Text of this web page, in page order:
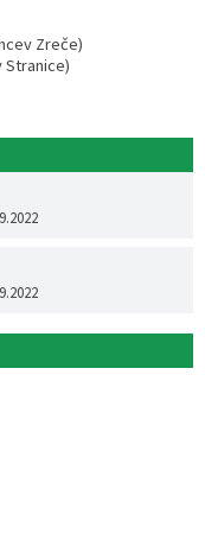
Zreče)
Stranice)